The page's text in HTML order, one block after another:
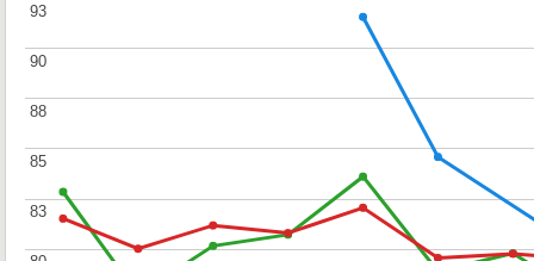
83
83
85
85
88
88
90
90
93
93